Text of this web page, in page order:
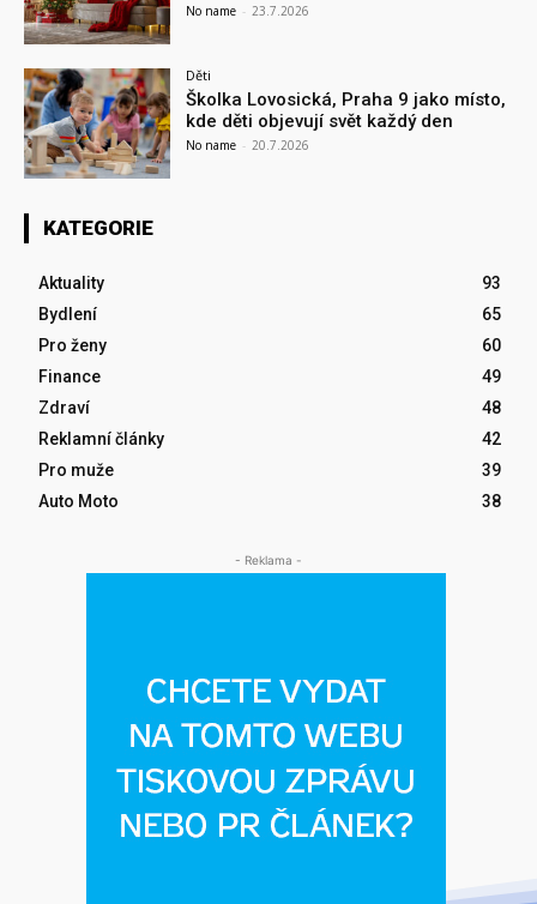
No name - 23.7.2026
Děti
Školka Lovosická, Praha 9 jako místo,
kde děti objevují svět každý den
No name - 20.7.2026
KATEGORIE
Aktuality
93
Bydlení
65
Pro ženy
60
Finance
49
Zdraví
48
Reklamní články
42
Pro muže
39
Auto Moto
38
- Reklama -